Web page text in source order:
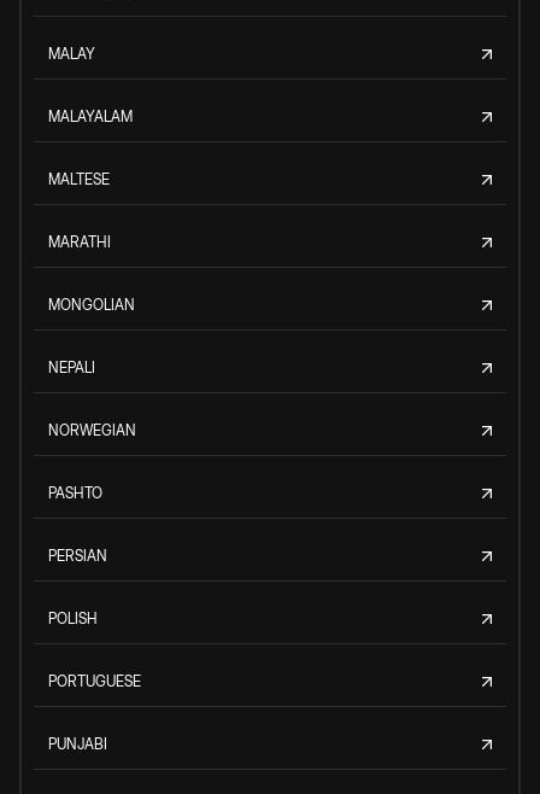
MALAY
MALAYALAM
MALTESE
MARATHI
MONGOLIAN
NEPALI
NORWEGIAN
PASHTO
PERSIAN
POLISH
PORTUGUESE
PUNJABI